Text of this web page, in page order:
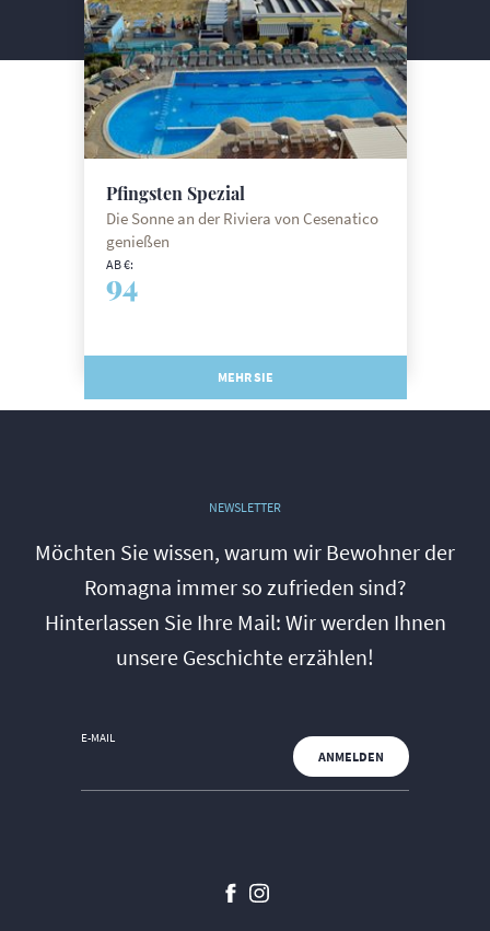
Pfingsten Spezial
Die Sonne an der Riviera von Cesenatico
genießen
AB €:
94
MEHR SIE
NEWSLETTER
Möchten Sie wissen, warum wir Bewohner der
Romagna immer so zufrieden sind?
Hinterlassen Sie Ihre Mail: Wir werden Ihnen
unsere Geschichte erzählen!
E-MAIL